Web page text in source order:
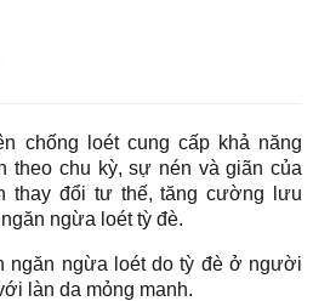
chống loét cung cấp khả năng
theo chu kỳ, sự nén và giãn của
thay đổi tư thế, tăng cường lưu
ngừa loét tỳ đè.
ngăn ngừa loét do tỳ đè ở người
làn da mỏng manh.